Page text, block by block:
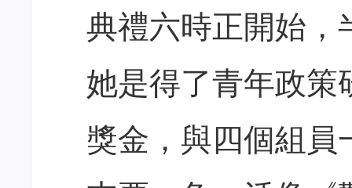
典禮六時正開始，
她是得了青年政策
獎金，與四個組員